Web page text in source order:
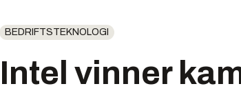
BEDRIFTSTEKNOLOGI
Intel vinner